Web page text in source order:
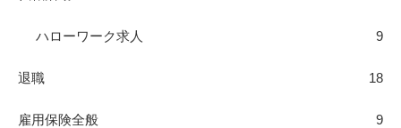
ハローワーク求人 9
退職 18
雇用保険全般 9